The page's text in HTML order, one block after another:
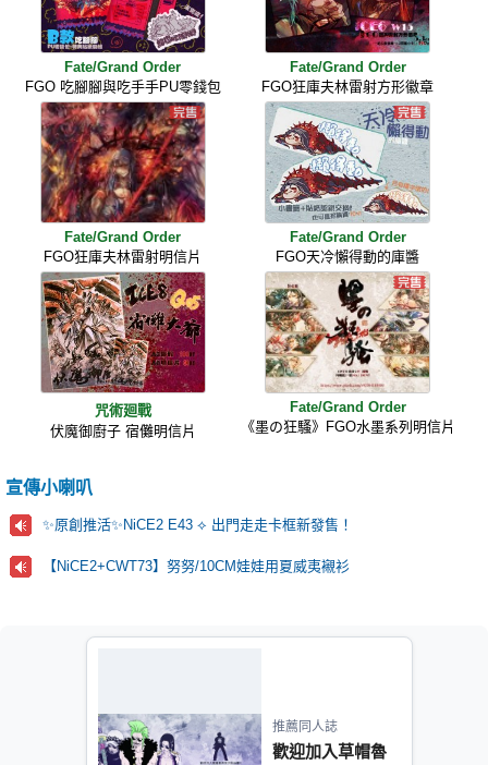
Fate/Grand Order
FGO 吃腳腳與吃手手PU零錢包
Fate/Grand Order
FGO狂庫夫林雷射方形徽章
Fate/Grand Order
FGO狂庫夫林雷射明信片
Fate/Grand Order
FGO天冷懶得動的庫醬
咒術廻戰
伏魔御廚子 宿儺明信片
Fate/Grand Order
《墨の狂騷》FGO水墨系列明信片
宣傳小喇叭
✨原創推活✨NiCE2 E43 ⟡ 出門走走卡框新發售！
【NiCE2+CWT73】努努/10CM娃娃用夏威夷襯衫
推薦同人誌
歡迎加入草帽魯